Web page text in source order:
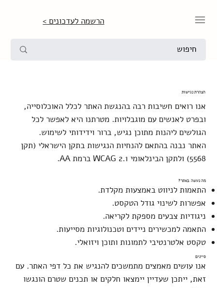
הרשמה לעדכונים >
אנו רואים חשיבות רבה בהנגשת האתר לכלל האוכלוסייה,
ובפרט לאנשים עם מוגבלויות. מטרתנו היא לאפשר לכל
הגולשים ליהנות מתוכן נגיש, ברור וידידותי לשימוש.
האתר נבנה בהתאם להנחיות הנגישות בתקן הישראלי (תקן
5568) ולתקן הבינלאומי WCAG 2.1 ברמת AA.
מה נעשה באתר?
התאמות לניווט באמצעות מקלדת.
אפשרות לשינוי גודל הטקסט.
ניגודיות צבעים מספקת לקריאה.
התאמה למכשירים ניידים וטכנולוגיות מסייעות.
טקסט אלטרנטיבי לתמונות ותוכן ויזואלי.
סייגים
אנו עושים מאמצים מתמשכים להנגיש את כל דפי האתר. עם
זאת, ייתכן שעדיין יימצאו חלקים או תכנים שטרם הונגשו
הצהרת נגישות